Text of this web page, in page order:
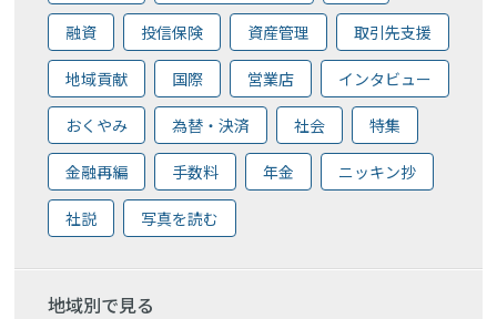
融資 投信保険 資産管理 取引先支援
地域貢献 国際 営業店 インタビュー
おくやみ 為替・決済 社会 特集
金融再編 手数料 年金 ニッキン抄
社説 写真を読む
地域別で見る